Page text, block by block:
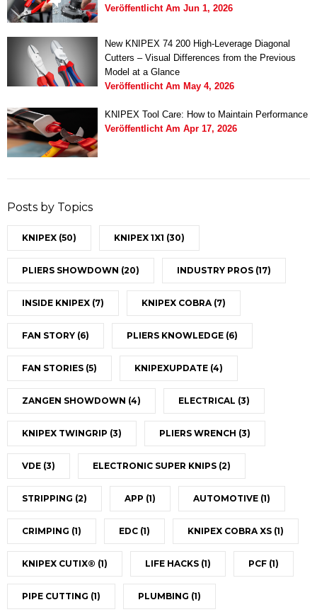
Veröffentlicht Am Jun 1, 2026
New KNIPEX 74 200 High-Leverage Diagonal
Cutters – Visual Differences from the Previous
Model at a Glance
Veröffentlicht Am May 4, 2026
KNIPEX Tool Care: How to Maintain Performance
Veröffentlicht Am Apr 17, 2026
Posts by Topics
KNIPEX (50) KNIPEX 1X1 (30)
PLIERS SHOWDOWN (20) INDUSTRY PROS (17)
INSIDE KNIPEX (7) KNIPEX COBRA (7)
FAN STORY (6) PLIERS KNOWLEDGE (6)
FAN STORIES (5) KNIPEXUPDATE (4)
ZANGEN SHOWDOWN (4) ELECTRICAL (3)
KNIPEX TWINGRIP (3) PLIERS WRENCH (3)
VDE (3) ELECTRONIC SUPER KNIPS (2)
STRIPPING (2) APP (1) AUTOMOTIVE (1)
CRIMPING (1) EDC (1) KNIPEX COBRA XS (1)
KNIPEX CUTIX® (1) LIFE HACKS (1) PCF (1)
PIPE CUTTING (1) PLUMBING (1)